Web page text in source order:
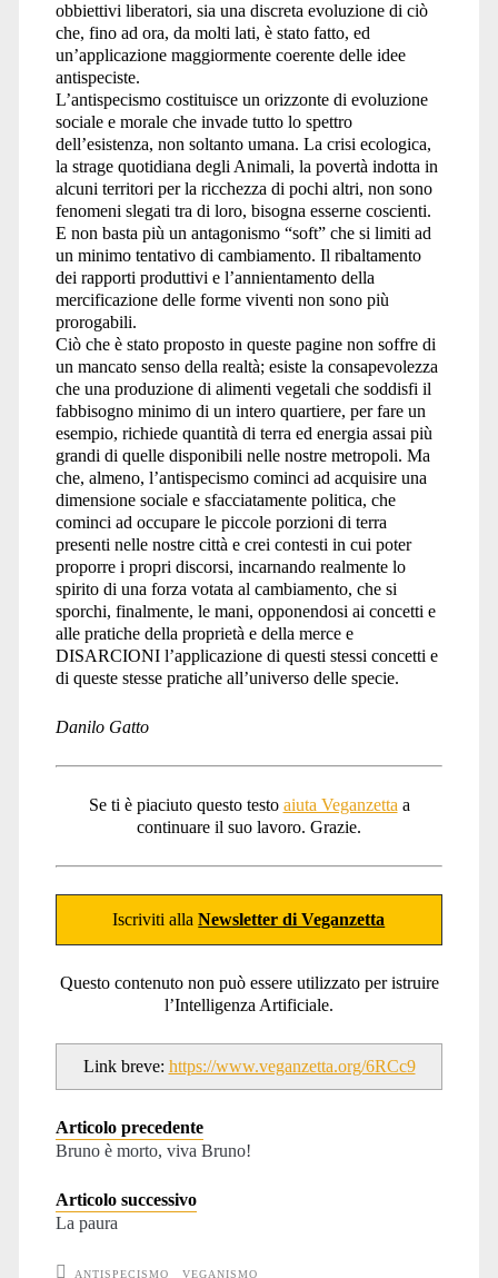
obbiettivi liberatori, sia una discreta evoluzione di ciò
che, fino ad ora, da molti lati, è stato fatto, ed
un’applicazione maggiormente coerente delle idee
antispeciste.
L’antispecismo costituisce un orizzonte di evoluzione
sociale e morale che invade tutto lo spettro
dell’esistenza, non soltanto umana. La crisi ecologica,
la strage quotidiana degli Animali, la povertà indotta in
alcuni territori per la ricchezza di pochi altri, non sono
fenomeni slegati tra di loro, bisogna esserne coscienti.
E non basta più un antagonismo “soft” che si limiti ad
un minimo tentativo di cambiamento. Il ribaltamento
dei rapporti produttivi e l’annientamento della
mercificazione delle forme viventi non sono più
prorogabili.
Ciò che è stato proposto in queste pagine non soffre di
un mancato senso della realtà; esiste la consapevolezza
che una produzione di alimenti vegetali che soddisfi il
fabbisogno minimo di un intero quartiere, per fare un
esempio, richiede quantità di terra ed energia assai più
grandi di quelle disponibili nelle nostre metropoli. Ma
che, almeno, l’antispecismo cominci ad acquisire una
dimensione sociale e sfacciatamente politica, che
cominci ad occupare le piccole porzioni di terra
presenti nelle nostre città e crei contesti in cui poter
proporre i propri discorsi, incarnando realmente lo
spirito di una forza votata al cambiamento, che si
sporchi, finalmente, le mani, opponendosi ai concetti e
alle pratiche della proprietà e della merce e
DISARCIONI l’applicazione di questi stessi concetti e
di queste stesse pratiche all’universo delle specie.
Danilo Gatto
Se ti è piaciuto questo testo aiuta Veganzetta a
continuare il suo lavoro. Grazie.
Iscriviti allaNewsletter di Veganzetta
Questo contenuto non può essere utilizzato per istruire
l’Intelligenza Artificiale.
Link breve: https://www.veganzetta.org/6RCc9
Articolo precedente
Bruno è morto, viva Bruno!
Articolo successivo
La paura
ANTISPECISMO VEGANISMO